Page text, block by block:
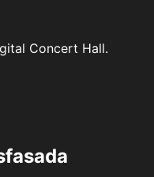
Concert Hall.